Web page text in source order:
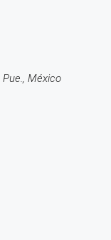
México